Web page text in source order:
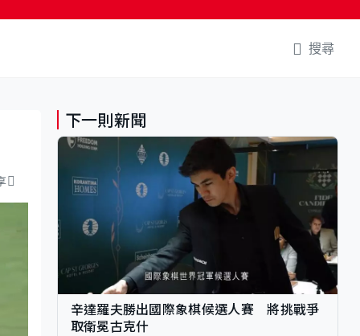
搜尋
下一則新聞
辛達羅夫勝出國際象棋候選人賽 將挑戰爭
取衛冕古克什